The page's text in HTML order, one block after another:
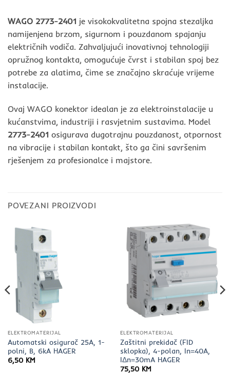
WAGO 2773-2401 je visokokvalitetna spojna stezaljka
namijenjena brzom, sigurnom i pouzdanom spajanju
električnih vodiča. Zahvaljujući inovativnoj tehnologiji
opružnog kontakta, omogućuje čvrst i stabilan spoj bez
potrebe za alatima, čime se značajno skraćuje vrijeme
instalacije.
Ovaj WAGO konektor idealan je za elektroinstalacije u
kućanstvima, industriji i rasvjetnim sustavima. Model
2773-2401 osigurava dugotrajnu pouzdanost, otpornost
na vibracije i stabilan kontakt, što ga čini savršenim
rješenjem za profesionalce i majstore.
POVEZANI PROIZVODI
ELEKTROMATERIJAL
Automatski osigurač 25A, 1-
polni, B, 6kA HAGER
6,50 KM
ELEKTROMATERIJAL
Zaštitni prekidač (FID
sklopka), 4-polan, In=40A,
IΔn=30mA HAGER
75,50 KM